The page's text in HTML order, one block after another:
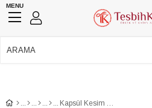
MENU
Kapsül Kesim Açık Yeşil Ateş Kehribar